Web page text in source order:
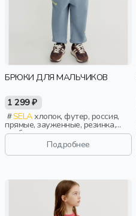
БРЮКИ ДЛЯ МАЛЬЧИКОВ
1 299 ₽
SELAхлопок, футер, россия,
прямые, зауженные, резинка,
свободные, принт, кулиска, пояс,
эластичные, повседневный,
спорт, мальчики, дети
Подробнее